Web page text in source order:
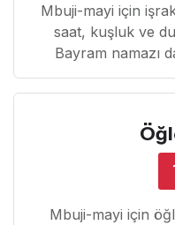
Mbuji-mayi için
saat, kuşluk ve
Bayram namazı
Mbuji-mayi için